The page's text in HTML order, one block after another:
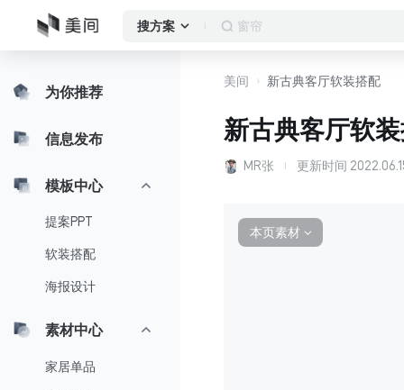
搜方案 作品集
为你推荐
信息发布
模板中心
提案PPT
软装搭配
海报设计
素材中心
家居单品
美间 新古典客厅软装搭配
新古典客厅软
MR张 更新时间
本页素材 ∨